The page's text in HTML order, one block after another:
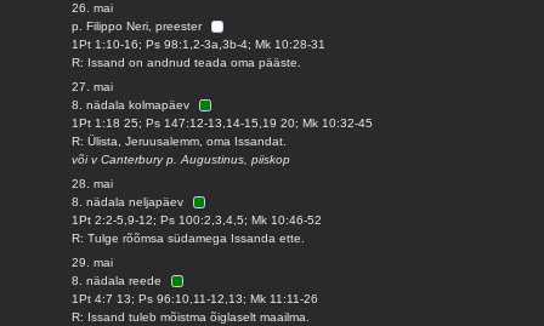
26. mai
p. Filippo Neri, preester
1Pt 1:10-16; Ps 98:1,2-3a,3b-4; Mk 10:28-31
R: Issand on andnud teada oma pääste.
27. mai
8. nädala kolmapäev
1Pt 1:18 25; Ps 147:12-13,14-15,19 20; Mk 10:32-45
R: Ülista, Jeruusalemm, oma Issandat.
või v Canterbury p. Augustinus, piiskop
28. mai
8. nädala neljapäev
1Pt 2:2-5,9-12; Ps 100:2,3,4,5; Mk 10:46-52
R: Tulge rõõmsa südamega Issanda ette.
29. mai
8. nädala reede
1Pt 4:7 13; Ps 96:10,11-12,13; Mk 11:11-26
R: Issand tuleb mõistma õiglaselt maailma.